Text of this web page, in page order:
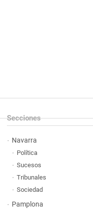
Secciones
Navarra
Política
Sucesos
Tribunales
Sociedad
Pamplona